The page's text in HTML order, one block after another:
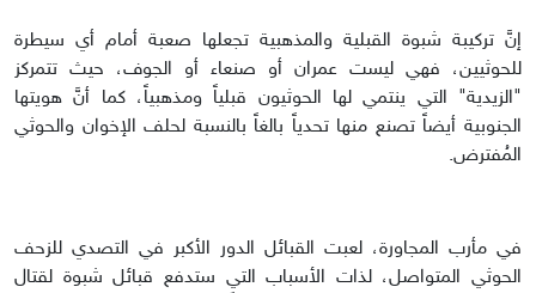
إنَّ تركيبة شبوة القبلية والمذهبية تجعلها صعبة أمام أي سيطرة
للحوثيين، فهي ليست عمران أو صنعاء أو الجوف، حيث تتمركز
"الزيدية" التي ينتمي لها الحوثيون قبلياً ومذهبياً، كما أنَّ هويتها
الجنوبية أيضاً تصنع منها تحدياً بالغاً بالنسبة لحلف الإخوان والحوثي
المُفترض.
في مأرب المجاورة، لعبت القبائل الدور الأكبر في التصدي للزحف
الحوثي المتواصل، لذات الأسباب التي ستدفع قبائل شبوة لقتال